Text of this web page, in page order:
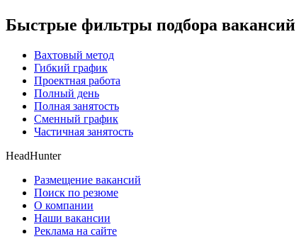
Быстрые фильтры подбора вакансий
Вахтовый метод
Гибкий график
Проектная работа
Полный день
Полная занятость
Сменный график
Частичная занятость
HeadHunter
Размещение вакансий
Поиск по резюме
О компании
Наши вакансии
Реклама на сайте